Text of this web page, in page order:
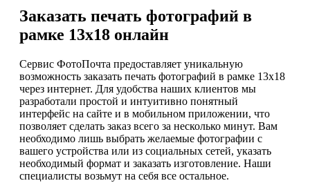
Заказать печать фотографий в
рамке 13х18 онлайн
Сервис ФотоПочта предоставляет уникальную
возможность заказать печать фотографий в рамке 13х18
через интернет. Для удобства наших клиентов мы
разработали простой и интуитивно понятный
интерфейс на сайте и в мобильном приложении, что
позволяет сделать заказ всего за несколько минут. Вам
необходимо лишь выбрать желаемые фотографии с
вашего устройства или из социальных сетей, указать
необходимый формат и заказать изготовление. Наши
специалисты возьмут на себя все остальное.